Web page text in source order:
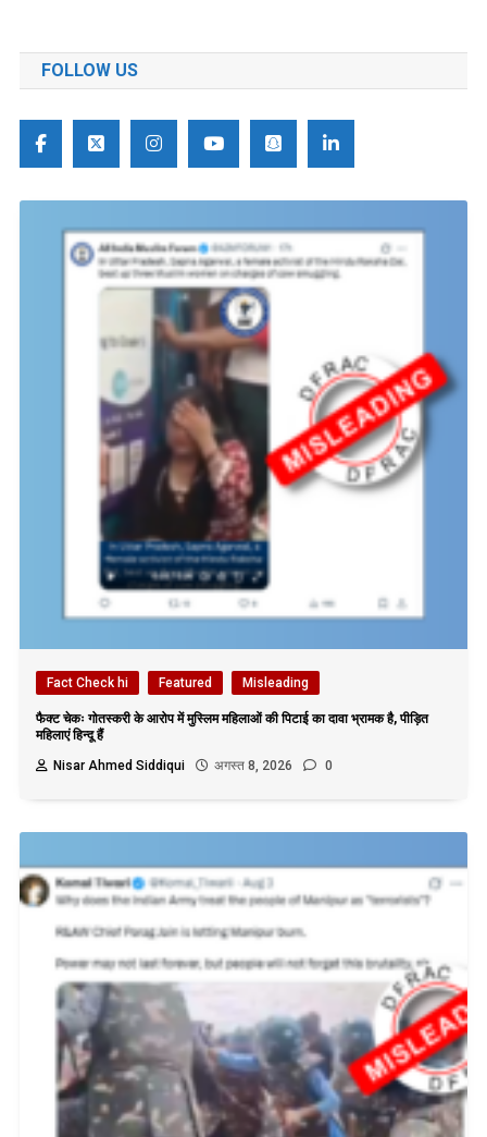
FOLLOW US
Fact Check hi Featured Misleading
फैक्ट चेकः गोतस्करी के आरोप में मुस्लिम महिलाओं की पिटाई का दावा भ्रामक है, पीड़ित
महिलाएं हिन्दू हैं
Nisar Ahmed Siddiqui
अगस्त 8, 2026 0